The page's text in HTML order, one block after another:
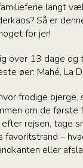
langt
Så er
for jer!
over 13 dage og
øer: Mahé, La
frodige
om de første
rejsen, tage
favoritstrand –
eller